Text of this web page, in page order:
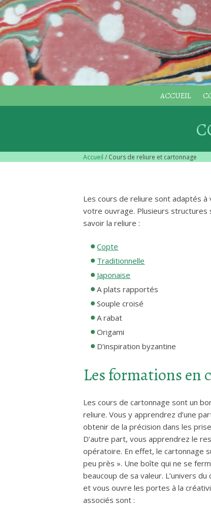
ACCUEIL
Accueil / Cours de reliure et cartonnage
Les cours de reliure sont adaptés
votre ouvrage. Plusieurs structures
savoir la reliure :
Copte
Traditionnelle
Japonaise
A plats rapportés
Souple croisé
A rabat
Origami
D’inspiration byzantine
Les formations en
Les cours de cartonnage sont un
reliure. Vous y apprendrez d’une
obtenir de la précision dans les
D’autre part, vous apprendrez le
opératoire. En effet, le cartonnage
peu près ». Une boîte qui ne se
beaucoup de sa valeur. L’univers
et vous ouvre les portes à la
associés sont :